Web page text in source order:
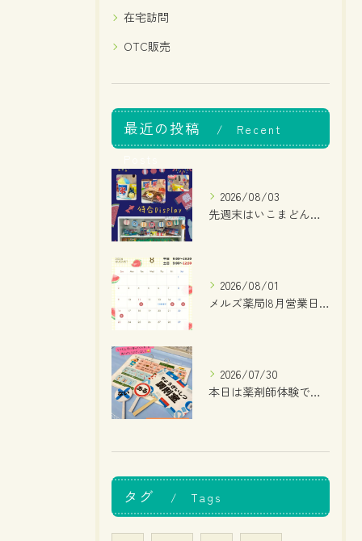
在宅訪問
OTC販売
最近の投稿
Recent
2026/08/03
先週末はいこまどんどこまつりでしたね！
2026/08/01
メルズ薬局|8月営業日のお知らせ
2026/07/30
本日は薬剤師体験でした！
タグ Tags